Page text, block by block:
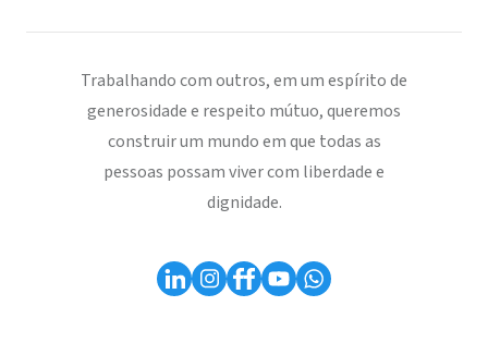
Trabalhando com outros, em um espírito de
generosidade e respeito mútuo, queremos
construir um mundo em que todas as
pessoas possam viver com liberdade e
dignidade.